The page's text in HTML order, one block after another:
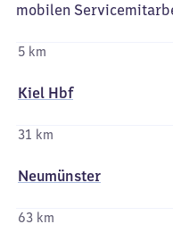
mobilen
5 km
Kiel Hbf
31 km
Neumünster
63 km